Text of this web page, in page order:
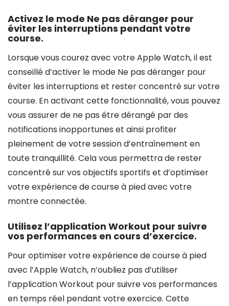
Activez le mode Ne pas déranger pour
éviter les interruptions pendant votre
course.
Lorsque vous courez avec votre Apple Watch, il est
conseillé d’activer le mode Ne pas déranger pour
éviter les interruptions et rester concentré sur votre
course. En activant cette fonctionnalité, vous pouvez
vous assurer de ne pas être dérangé par des
notifications inopportunes et ainsi profiter
pleinement de votre session d’entraînement en
toute tranquillité. Cela vous permettra de rester
concentré sur vos objectifs sportifs et d’optimiser
votre expérience de course à pied avec votre
montre connectée.
Utilisez l’application Workout pour suivre
vos performances en cours d’exercice.
Pour optimiser votre expérience de course à pied
avec l’Apple Watch, n’oubliez pas d’utiliser
l’application Workout pour suivre vos performances
en temps réel pendant votre exercice. Cette